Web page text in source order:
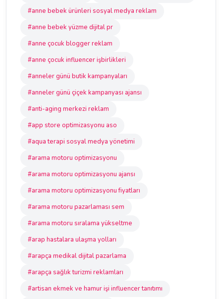
#anne bebek ürünleri sosyal medya reklam
#anne bebek yüzme dijital pr
#anne çocuk blogger reklam
#anne çocuk influencer işbirlikleri
#anneler günü butik kampanyaları
#anneler günü çiçek kampanyası ajansı
#anti-aging merkezi reklam
#app store optimizasyonu aso
#aqua terapi sosyal medya yönetimi
#arama motoru optimizasyonu
#arama motoru optimizasyonu ajansı
#arama motoru optimizasyonu fiyatları
#arama motoru pazarlaması sem
#arama motoru sıralama yükseltme
#arap hastalara ulaşma yolları
#arapça medikal dijital pazarlama
#arapça sağlık turizmi reklamları
#artisan ekmek ve hamur işi influencer tanıtımı